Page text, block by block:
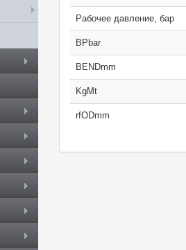
Рабочее давление, бар
BPbar
BENDmm
KgMt
rfODmm